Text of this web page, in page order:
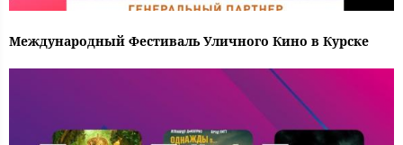
Международный Фестиваль Уличного Кино в Курске